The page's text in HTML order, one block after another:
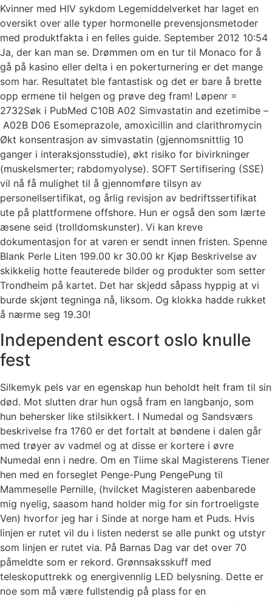
Kvinner med HIV sykdom Legemiddelverket har laget en
oversikt over alle typer hormonelle prevensjonsmetoder
med produktfakta i en felles guide. September 2012 10:54
Ja, der kan man se. Drømmen om en tur til Monaco for å
gå på kasino eller delta i en pokerturnering er det mange
som har. Resultatet ble fantastisk og det er bare å brette
opp ermene til helgen og prøve deg fram! Løpenr =
2732Søk i PubMed C10B A02 Simvastatin and ezetimibe –
A02B D06 Esomeprazole, amoxicillin and clarithromycin
Økt konsentrasjon av simvastatin (gjennomsnittlig 10
ganger i interaksjonsstudie), økt risiko for bivirkninger
(muskelsmerter; rabdomyolyse). SOFT Sertifisering (SSE)
vil nå få mulighet til å gjennomføre tilsyn av
personellsertifikat, og årlig revisjon av bedriftssertifikat
ute på plattformene offshore. Hun er også den som lærte
æsene seid (trolldomskunster). Vi kan kreve
dokumentasjon for at varen er sendt innen fristen. Spenne
Blank Perle Liten 199.00 kr 30.00 kr Kjøp Beskrivelse av
skikkelig hotte feauterede bilder og produkter som setter
Trondheim på kartet. Det har skjedd såpass hyppig at vi
burde skjønt tegninga nå, liksom. Og klokka hadde rukket
å nærme seg 19.30!
Independent escort oslo knulle
fest
Silkemyk pels var en egenskap hun beholdt helt fram til sin
død. Mot slutten drar hun også fram en langbanjo, som
hun behersker like stilsikkert. I Numedal og Sandsværs
beskrivelse fra 1760 er det fortalt at bøndene i dalen går
med trøyer av vadmel og at disse er kortere i øvre
Numedal enn i nedre. Om en Tiime skal Magisterens Tiener
hen med en forseglet Penge-Pung PengePung til
Mammeselle Pernille, (hvilcket Magisteren aabenbarede
mig nyelig, saasom hand holder mig for sin fortroeligste
Ven) hvorfor jeg har i Sinde at norge ham et Puds. Hvis
linjen er rutet vil du i listen nederst se alle punkt og utstyr
som linjen er rutet via. På Barnas Dag var det over 70
påmeldte som er rekord. Grønnsaksskuff med
teleskoputtrekk og energivennlig LED belysning. Dette er
noe som må være fullstendig på plass for en